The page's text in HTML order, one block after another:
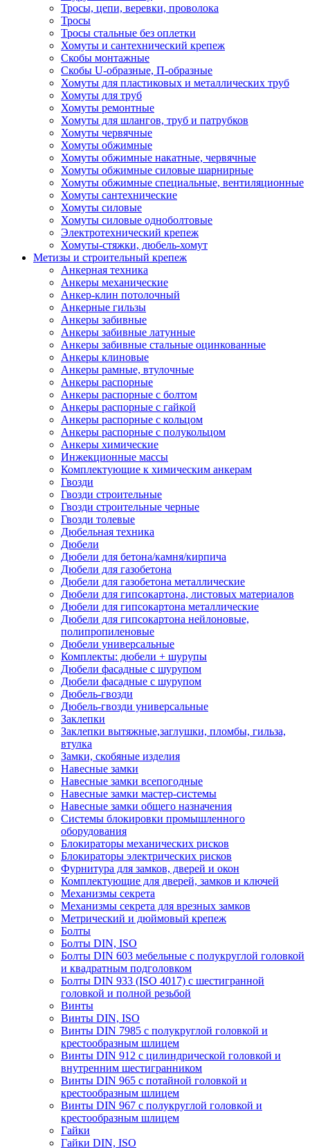
Тросы, цепи, веревки, проволока
Тросы
Тросы стальные без оплетки
Хомуты и сантехнический крепеж
Скобы монтажные
Скобы U-образные, П-образные
Хомуты для пластиковых и металлических труб
Хомуты для труб
Хомуты ремонтные
Хомуты для шлангов, труб и патрубков
Хомуты червячные
Хомуты обжимные
Хомуты обжимные накатные, червячные
Хомуты обжимные силовые шарнирные
Хомуты обжимные специальные, вентиляционные
Хомуты сантехнические
Хомуты силовые
Хомуты силовые одноболтовые
Электротехнический крепеж
Хомуты-стяжки, дюбель-хомут
Метизы и строительный крепеж
Анкерная техника
Анкеры механические
Анкер-клин потолочный
Анкерные гильзы
Анкеры забивные
Анкеры забивные латунные
Анкеры забивные стальные оцинкованные
Анкеры клиновые
Анкеры рамные, втулочные
Анкеры распорные
Анкеры распорные с болтом
Анкеры распорные с гайкой
Анкеры распорные с кольцом
Анкеры распорные с полукольцом
Анкеры химические
Инжекционные массы
Комплектующие к химическим анкерам
Гвозди
Гвозди строительные
Гвозди строительные черные
Гвозди толевые
Дюбельная техника
Дюбели
Дюбели для бетона/камня/кирпича
Дюбели для газобетона
Дюбели для газобетона металлические
Дюбели для гипсокартона, листовых материалов
Дюбели для гипсокартона металлические
Дюбели для гипсокартона нейлоновые,
полипропиленовые
Дюбели универсальные
Комплекты: дюбели + шурупы
Дюбели фасадные с шурупом
Дюбели фасадные с шурупом
Дюбель-гвозди
Дюбель-гвозди универсальные
Заклепки
Заклепки вытяжные,заглушки, пломбы, гильза,
втулка
Замки, скобяные изделия
Навесные замки
Навесные замки всепогодные
Навесные замки мастер-системы
Навесные замки общего назначения
Системы блокировки промышленного
оборудования
Блокираторы механических рисков
Блокираторы электрических рисков
Фурнитура для замков, дверей и окон
Комплектующие для дверей, замков и ключей
Механизмы секрета
Механизмы секрета для врезных замков
Метрический и дюймовый крепеж
Болты
Болты DIN, ISO
Болты DIN 603 мебельные с полукруглой головкой
и квадратным подголовком
Болты DIN 933 (ISO 4017) с шестигранной
головкой и полной резьбой
Винты
Винты DIN, ISO
Винты DIN 7985 с полукруглой головкой и
крестообразным шлицем
Винты DIN 912 с цилиндрической головкой и
внутренним шестигранником
Винты DIN 965 с потайной головкой и
крестообразным шлицем
Винты DIN 967 с полукруглой головкой и
крестообразным шлицем
Гайки
Гайки DIN, ISO